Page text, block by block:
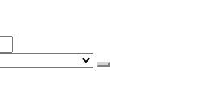
– Joaquín Requena 2459